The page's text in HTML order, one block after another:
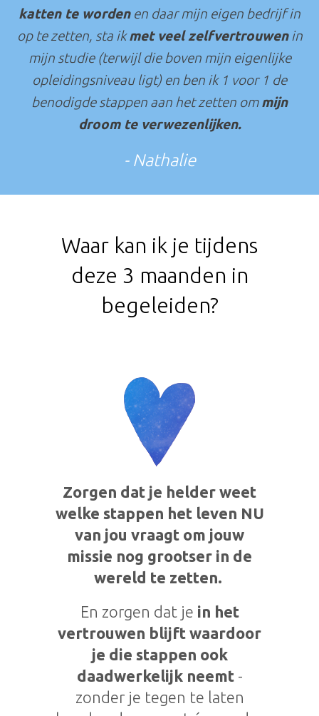
katten te wordenen daar mijn eigen bedrijf in
op te zetten, sta ikmet veel zelfvertrouwenin
mijn studie (terwijl die boven mijn eigenlijke
opleidingsniveau ligt) en ben ik 1 voor 1 de
benodigde stappen aan het zetten ommijn
droom te verwezenlijken.
- Nathalie
Waar kan ik je tijdens
deze 3 maanden in
begeleiden?
Zorgen dat je helder weet
welke stappen het leven NU
van jou vraagt om jouw
missie nog grootser in de
wereld te zetten.
En zorgen dat je in het
vertrouwen blijft waardoor
je die stappen ook
daadwerkelijk neemt -
zonder je tegen te laten